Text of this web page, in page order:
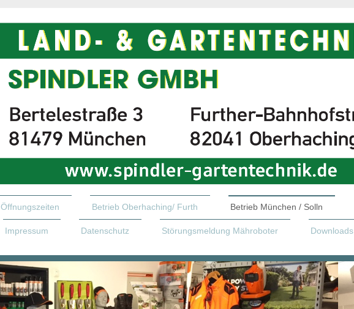
Öffnungszeiten Betrieb Oberhaching/ Furth Betrieb München / Solln
Impressum Datenschutz Störungsmeldung Mähroboter Downloads